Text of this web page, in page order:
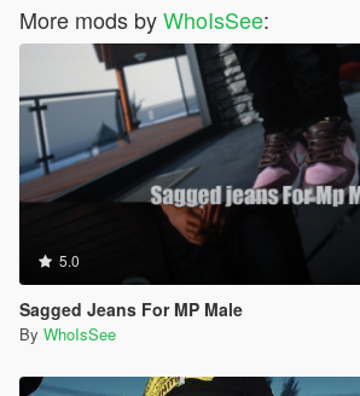
More mods byWhoIsSee:
5.0
Sagged Jeans For MP Male
By WhoIsSee